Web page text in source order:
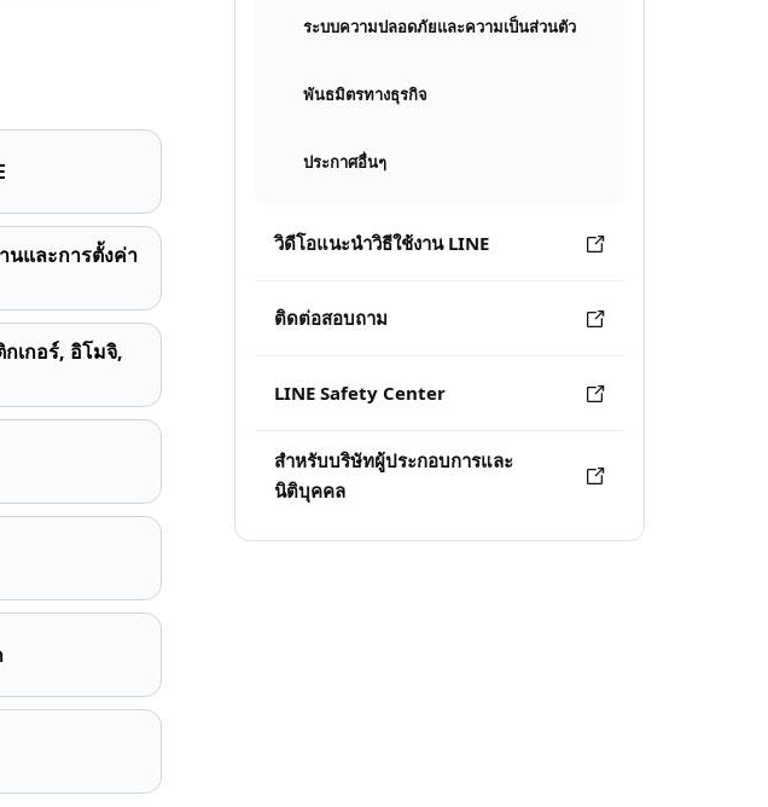
ระบบความปลอดภัยและความเป็นส่วนตัว
พันธมิตรทางธุรกิจ
ประกาศอื่นๆ
วิดีโอแนะนำวิธีใช้งาน LINE
ติดต่อสอบถาม
LINE Safety Center
สำหรับบริษัทผู้ประกอบการและ
นิติบุคคล
นและการตั้งค่า
เกอร์, อิโมจิ,